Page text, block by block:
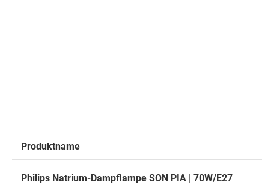
Produkte
Produktname
Philips Natrium-Dampflampe SON PIA | 70W/E27